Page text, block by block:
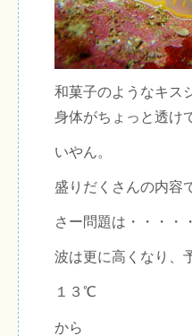
和菓子のようなキス
身体がちょっと透け
いやん。
盛りだくさんの内容
さー問題は・・・・
波は更に高くなり、
１３℃
から